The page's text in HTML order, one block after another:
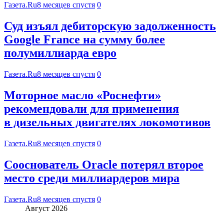
Газета.Ru8 месяцев спустя 0
Суд изъял дебиторскую задолженность
Google France на сумму более
полумиллиарда евро
Газета.Ru8 месяцев спустя 0
Моторное масло «Роснефти»
рекомендовали для применения
в дизельных двигателях локомотивов
Газета.Ru8 месяцев спустя 0
Сооснователь Oracle потерял второе
место среди миллиардеров мира
Газета.Ru8 месяцев спустя 0
Август 2026